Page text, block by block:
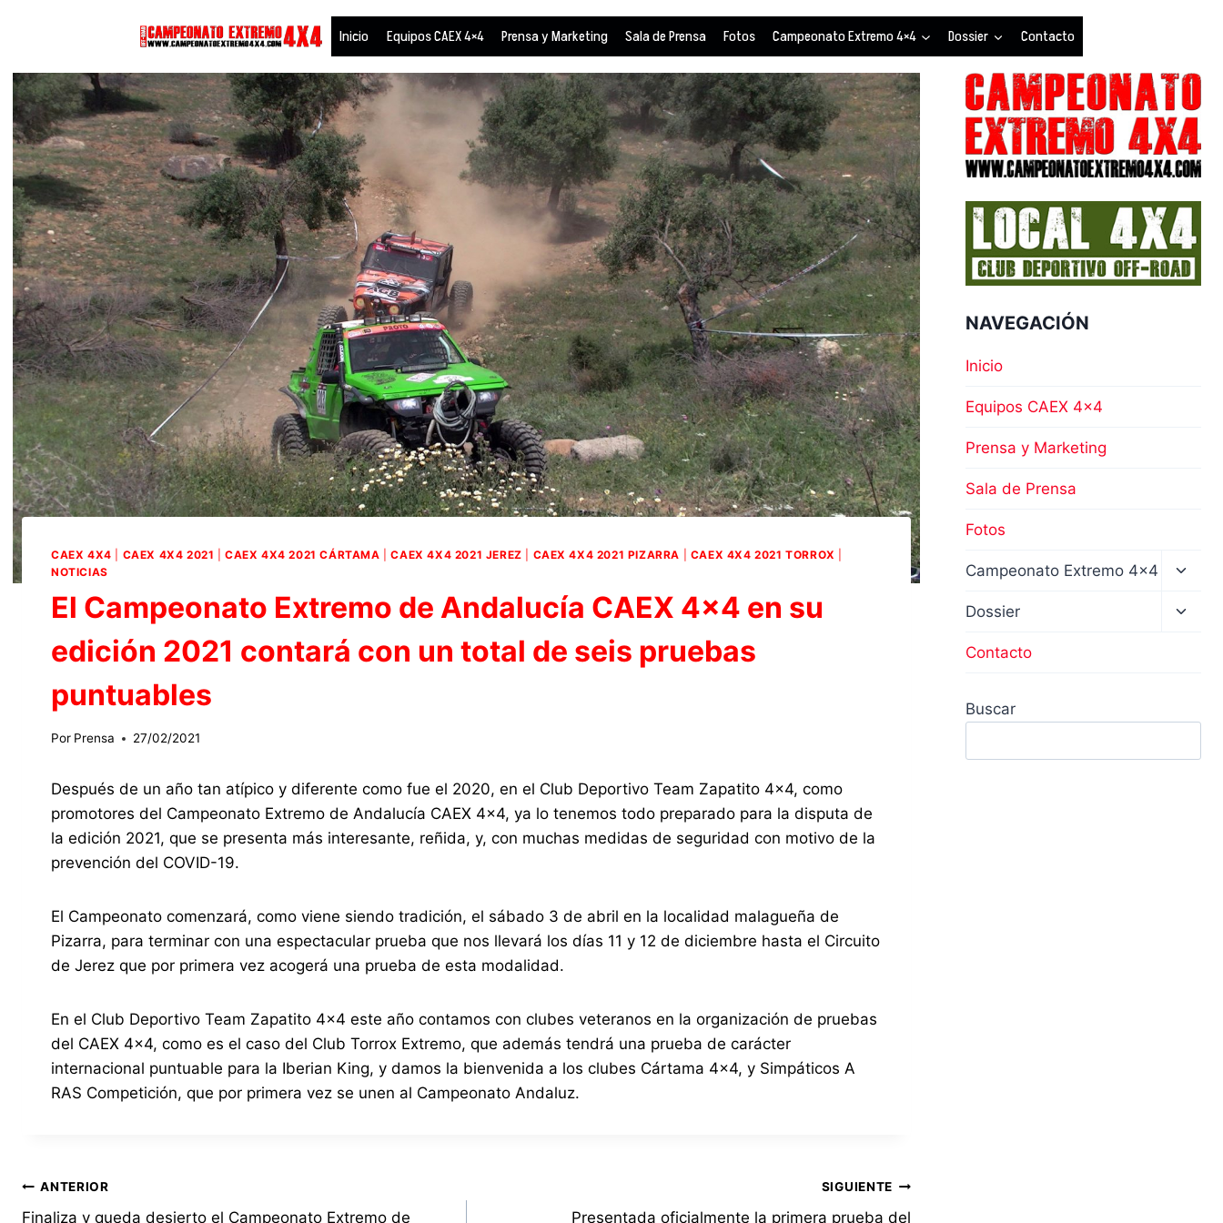
Inicio Equipos CAEX 4×4 Prensa y Marketing Sala de Prensa Fotos Campeonato Extremo 4×4 Dossier Contacto
CAEX 4X4 CAEX 4X4 2021 |CAEX 4X4 2021 CÁRTAMA |CAEX 4X4 2021 JEREZ CAEX 4X4 2021 PIZARRA CAEX 4X4 2021 TORROX
NOTICIAS
El Campeonato Extremo de Andalucía CAEX 4×4 en su
edición 2021 contará con un total de seis pruebas
puntuables
Por Prensa 27/02/2021
Después de un año tan atípico y diferente como fue el 2020, en el Club Deportivo Team Zapatito 4×4, como
promotores del Campeonato Extremo de Andalucía CAEX 4×4, ya lo tenemos todo preparado para la disputa de
la edición 2021, que se presenta más interesante, reñida, y, con muchas medidas de seguridad con motivo de la
prevención del COVID-19.
El Campeonato comenzará, como viene siendo tradición, el sábado 3 de abril en la localidad malagueña de
Pizarra, para terminar con una espectacular prueba que nos llevará los días 11 y 12 de diciembre hasta el Circuito
de Jerez que por primera vez acogerá una prueba de esta modalidad.
En el Club Deportivo Team Zapatito 4×4 este año contamos con clubes veteranos en la organización de pruebas
del CAEX 4×4, como es el caso del Club Torrox Extremo, que además tendrá una prueba de carácter
internacional puntuable para la Iberian King, y damos la bienvenida a los clubes Cártama 4×4, y Simpáticos A
RAS Competición, que por primera vez se unen al Campeonato Andaluz.
Navegación
ANTERIOR
Finaliza y queda desierto el Campeonato Extremo de
SIGUIENTE
Presentada oficialmente la primera prueba del
NAVEGACIÓN
Inicio
Equipos CAEX 4×4
Prensa y Marketing
Sala de Prensa
Fotos
Campeonato Extremo 4×4
hijo
Dossier
Contacto
Buscar